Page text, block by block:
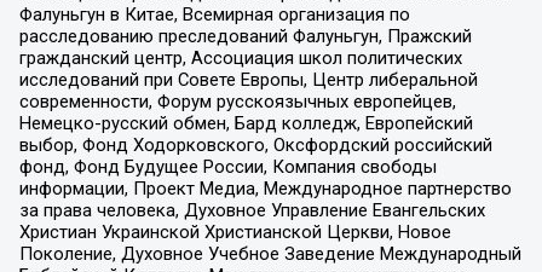
Фалуньгун в Китае, Всемирная организация по
расследованию преследований Фалуньгун, Пражский
гражданский центр, Ассоциация школ политических
исследований при Совете Европы, Центр либеральной
современности, Форум русскоязычных европейцев,
Немецко-русский обмен, Бард колледж, Европейский
выбор, Фонд Ходорковского, Оксфордский российский
фонд, Фонд Будущее России, Компания свободы
информации, Проект Медиа, Международное партнерство
за права человека, Духовное Управление Евангельских
Христиан Украинской Христианской Церкви, Новое
Поколение, Духовное Учебное Заведение Международный